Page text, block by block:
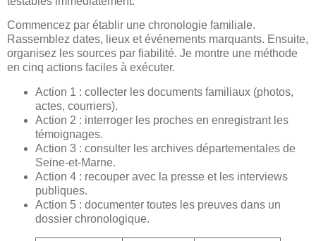
Commencez par établir une chronologie familiale.
Rassemblez dates, lieux et événements marquants. Ensuite,
organisez les sources par fiabilité. Je montre une méthode
en cinq actions faciles à exécuter.
Action 1 : collecter les documents familiaux (photos,
actes, courriers).
Action 2 : interroger les proches en enregistrant les
témoignages.
Action 3 : consulter les archives départementales de
Seine-et-Marne.
Action 4 : recouper avec la presse et les interviews
publiques.
Action 5 : documenter toutes les preuves dans un
dossier chronologique.